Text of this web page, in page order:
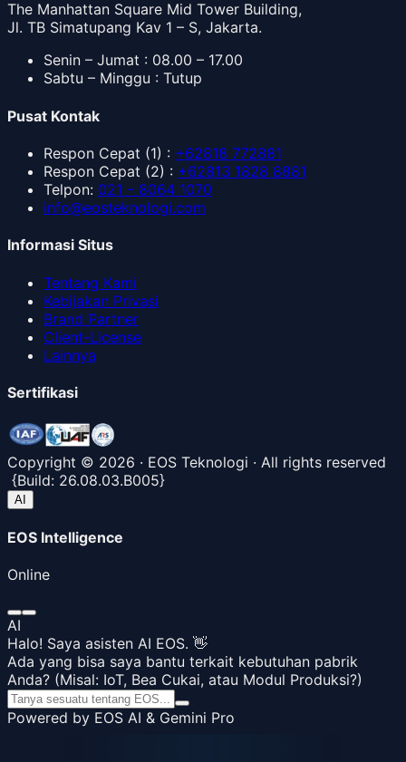
The Manhattan Square Mid Tower Building,
Jl. TB Simatupang Kav 1 – S, Jakarta.
Senin – Jumat : 08.00 – 17.00
Sabtu – Minggu : Tutup
Pusat Kontak
Respon Cepat (1) : +62818 772881
Respon Cepat (2) : +62813 1828 8881
Telpon: 021 – 8064 1070
info@eosteknologi.com
Informasi Situs
Tentang Kami
Kebijakan Privasi
Brand Partner
Client-License
Lainnya
Sertifikasi
Copyright © 2026 · EOS Teknologi · All rights reserved
{Build: 26.08.03.B005}
AI
EOS Intelligence
Online
AI
Halo! Saya asisten AI EOS. 👋
Ada yang bisa saya bantu terkait kebutuhan pabrik
Anda? (Misal: IoT, Bea Cukai, atau Modul Produksi?)
Powered by EOS AI & Gemini Pro